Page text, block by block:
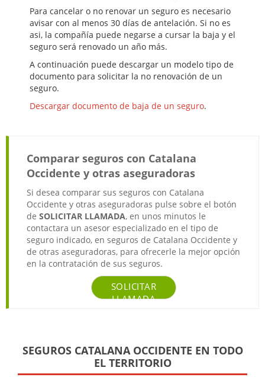
Para cancelar o no renovar un seguro es necesario
avisar con al menos 30 días de antelación. Si no es
asi, la compañía puede negarse a cursar la baja y el
seguro será renovado un año más.
A continuación puede descargar un modelo tipo de
documento para solicitar la no renovación de un
seguro.
Descargar documento de baja de un seguro.
Comparar seguros con Catalana
Occidente y otras aseguradoras
Si desea comparar sus seguros con Catalana
Occidente y otras aseguradoras pulse sobre el botón
de SOLICITAR LLAMADA, en unos minutos le
contactara un asesor especializado en el tipo de
seguro indicado, en seguros de Catalana Occidente y
de otras aseguradoras, para ofrecerle la mejor opción
en la contratación de sus seguros.
SOLICITAR
LLAMADA
SEGUROS CATALANA OCCIDENTE EN TODO
EL TERRITORIO